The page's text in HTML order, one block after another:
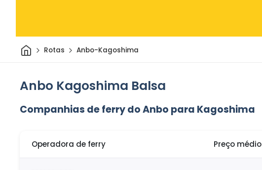
CasaRotas Anbo-Kagoshima
Anbo Kagoshima Balsa
Companhias de ferry do Anbo para Kagoshima
Operadora de ferry Preço médio